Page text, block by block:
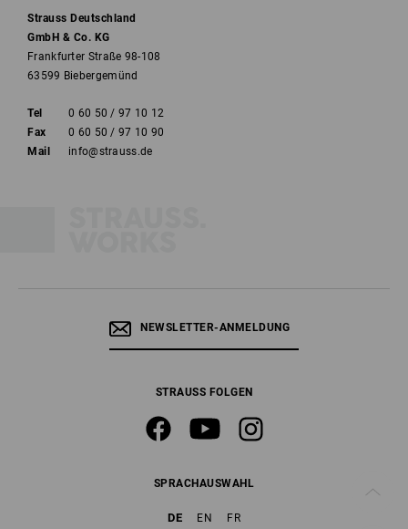
Strauss Deutschland
GmbH & Co. KG
Frankfurter Straße 98-108
63599 Biebergemünd
Tel
0 60 50 / 97 10 12
Fax
0 60 50 / 97 10 90
Mail
info@strauss.de
NEWSLETTER-ANMELDUNG
STRAUSS FOLGEN
SPRACHAUSWAHL
DE EN FR